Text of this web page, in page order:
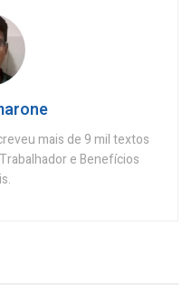
mais de 9 mil textos
e Benefícios